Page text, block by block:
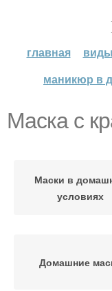
главная
маникюр в
Маска с
Маски в
условиях
Домашние